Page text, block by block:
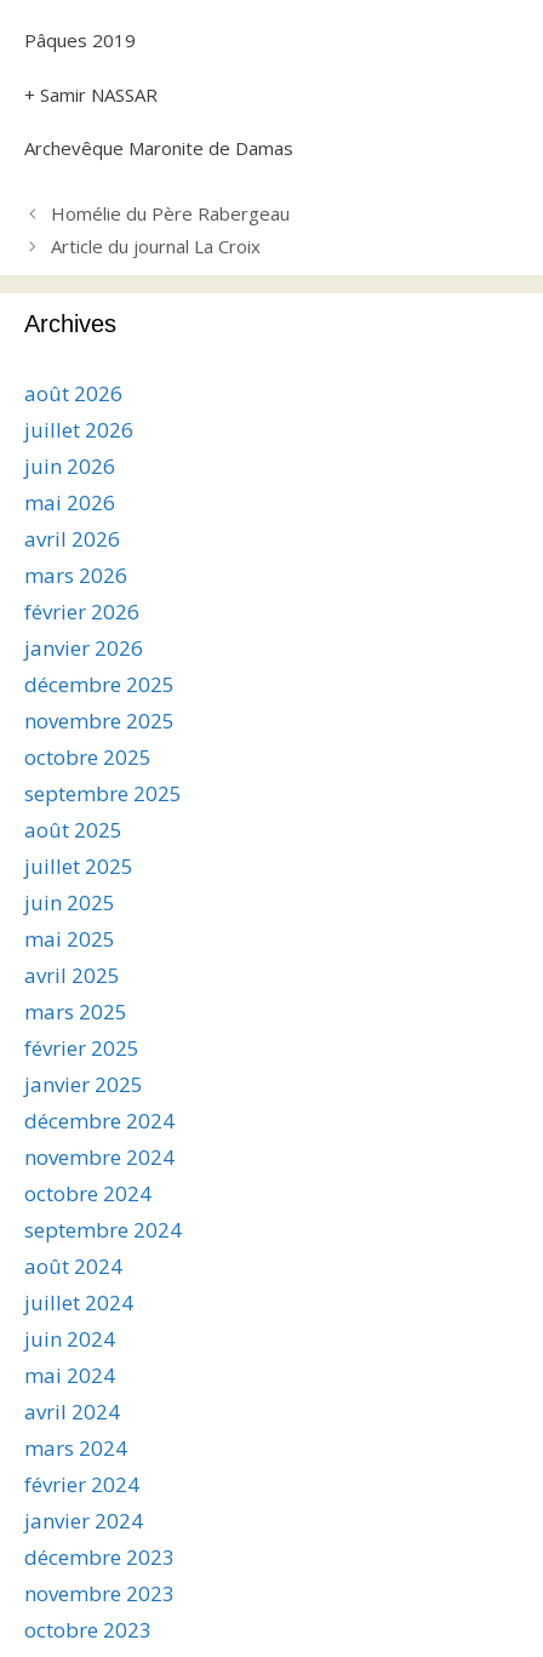
Pâques 2019
+ Samir NASSAR
Archevêque Maronite de Damas
Homélie du Père Rabergeau
Article du journal La Croix
Archives
août 2026
juillet 2026
juin 2026
mai 2026
avril 2026
mars 2026
février 2026
janvier 2026
décembre 2025
novembre 2025
octobre 2025
septembre 2025
août 2025
juillet 2025
juin 2025
mai 2025
avril 2025
mars 2025
février 2025
janvier 2025
décembre 2024
novembre 2024
octobre 2024
septembre 2024
août 2024
juillet 2024
juin 2024
mai 2024
avril 2024
mars 2024
février 2024
janvier 2024
décembre 2023
novembre 2023
octobre 2023